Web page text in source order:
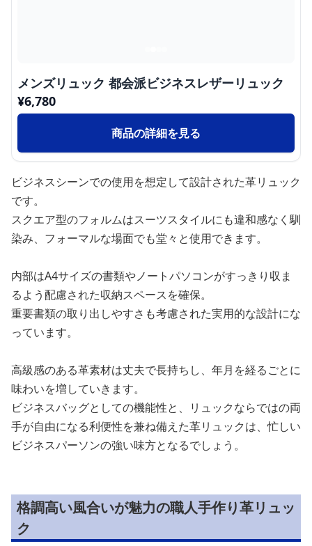
メンズリュック 都会派ビジネスレザーリュック
¥6,780
商品の詳細を見る
ビジネスシーンでの使用を想定して設計された革リュック
です。
スクエア型のフォルムはスーツスタイルにも違和感なく馴
染み、フォーマルな場面でも堂々と使用できます。
内部はA4サイズの書類やノートパソコンがすっきり収ま
るよう配慮された収納スペースを確保。
重要書類の取り出しやすさも考慮された実用的な設計にな
っています。
高級感のある革素材は丈夫で長持ちし、年月を経るごとに
味わいを増していきます。
ビジネスバッグとしての機能性と、リュックならではの両
手が自由になる利便性を兼ね備えた革リュックは、忙しい
ビジネスパーソンの強い味方となるでしょう。
格調高い風合いが魅力の職人手作り革リュッ
ク